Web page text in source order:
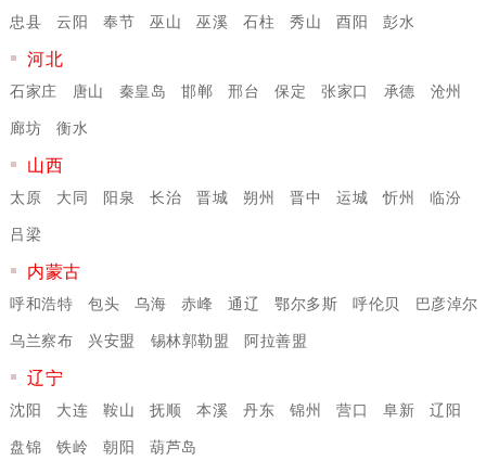
忠县
云阳 奉节 巫山 巫溪 石柱 秀山 酉阳 彭水
河北
石家庄 唐山 秦皇岛 邯郸 邢台 保定 张家口 承德
沧州
廊坊
衡水
山西
太原 大同 阳泉 长治 晋城 朔州 晋中 运城 忻州
临汾
吕梁
内蒙古
呼和浩特 包头 乌海 赤峰 通辽 鄂尔多斯 呼伦贝
巴彦淖尔
乌兰察布
兴安盟 锡林郭勒盟 阿拉善盟
辽宁
沈阳 大连 鞍山 抚顺 本溪 丹东 锦州 营口 阜新
辽阳
盘锦
铁岭 朝阳 葫芦岛